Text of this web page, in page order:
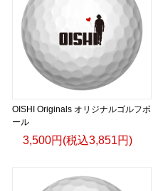
OISHI Originals オリジナルゴルフボ
ール
3,500円(税込3,851円)